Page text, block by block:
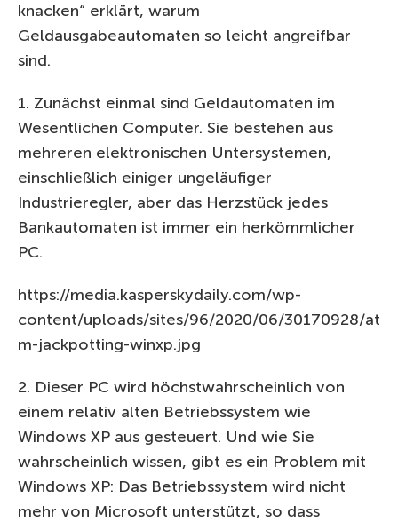
knacken“ erklärt, warum
Geldausgabeautomaten so leicht angreifbar
sind.
1. Zunächst einmal sind Geldautomaten im
Wesentlichen Computer. Sie bestehen aus
mehreren elektronischen Untersystemen,
einschließlich einiger ungeläufiger
Industrieregler, aber das Herzstück jedes
Bankautomaten ist immer ein herkömmlicher
PC.
https://media.kasperskydaily.com/wp-
content/uploads/sites/96/2020/06/30170928/at
m-jackpotting-winxp.jpg
2. Dieser PC wird höchstwahrscheinlich von
einem relativ alten Betriebssystem wie
Windows XP aus gesteuert. Und wie Sie
wahrscheinlich wissen, gibt es ein Problem mit
Windows XP: Das Betriebssystem wird nicht
mehr von Microsoft unterstützt, so dass